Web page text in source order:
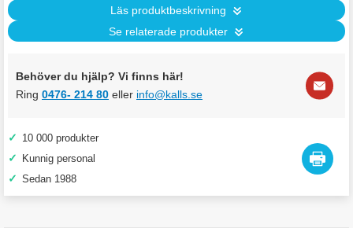
Läs produktbeskrivning
Se relaterade produkter
Behöver du hjälp? Vi finns här!
Ring 0476- 214 80 eller info@kalls.se
✓ 10 000 produkter
✓ Kunnig personal
✓ Sedan 1988